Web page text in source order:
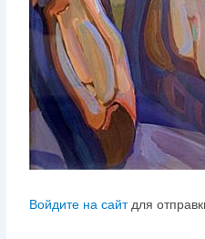
Войдите на сайтдля